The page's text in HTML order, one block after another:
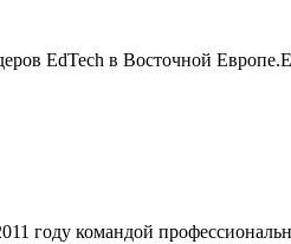
EdTech в Восточной
году командой